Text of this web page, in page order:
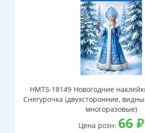
НМТ5-18149 Новогодние
Снегурочка (двухсторонние,
многоразовые)
Цена розн: 66 ₽